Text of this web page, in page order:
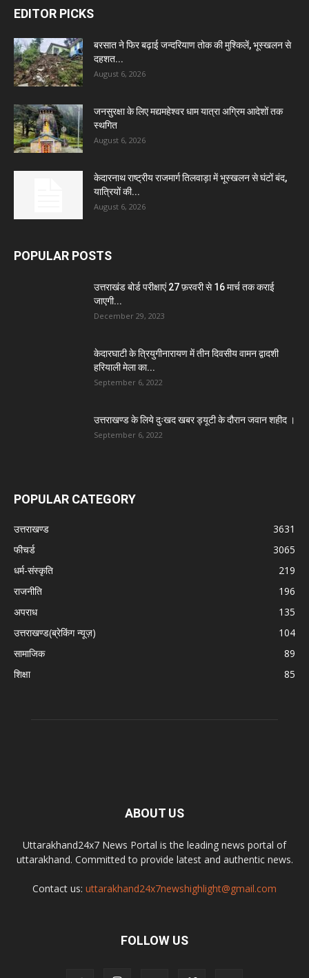
EDITOR PICKS
बरसात ने फिर बढ़ाई जन्दरियाण तोक की मुश्किलें, भूस्खलन से
दहशत...
August 6, 2026
जनसुरक्षा के लिए मद्यमहेश्वर धाम यात्रा अग्रिम आदेशों तक
स्थगित
August 6, 2026
केदारनाथ राष्ट्रीय राजमार्ग तिलवाड़ा में भूस्खलन से घंटों बंद,
यात्रियों की...
August 6, 2026
POPULAR POSTS
उत्तराखंड बोर्ड परीक्षाएं 27 फ़रवरी से 16 मार्च तक कराई
जाएगी...
December 29, 2023
केदारघाटी के त्रियुगीनारायण में तीन दिवसीय वामन द्वादशी
हरियाली मेला का...
September 6, 2022
उत्तराखण्ड के लिये दुःखद खबर ड्यूटी के दौरान जवान शहीद ।
September 6, 2022
POPULAR CATEGORY
उत्तराखण्ड
3631
फीचर्ड
3065
धर्म-संस्कृति
219
राजनीति
196
अपराध
135
उत्तराखण्ड(ब्रेकिंग न्यूज़)
104
सामाजिक
89
शिक्षा
85
ABOUT US
Uttarakhand24x7 News Portal is the leading news portal of
uttarakhand. Committed to provide latest and authentic news.
Contact us: uttarakhand24x7newshighlight@gmail.com
FOLLOW US